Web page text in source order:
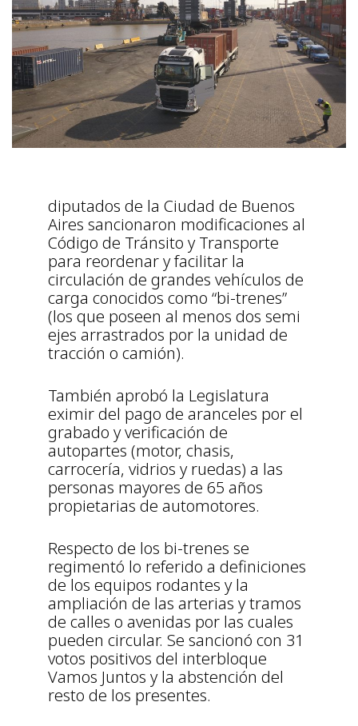
diputados de la Ciudad de Buenos
Aires sancionaron modificaciones al
Código de Tránsito y Transporte
para reordenar y facilitar la
circulación de grandes vehículos de
carga conocidos como “bi-trenes”
(los que poseen al menos dos semi
ejes arrastrados por la unidad de
tracción o camión).
También aprobó la Legislatura
eximir del pago de aranceles por el
grabado y verificación de
autopartes (motor, chasis,
carrocería, vidrios y ruedas) a las
personas mayores de 65 años
propietarias de automotores.
Respecto de los bi-trenes se
regimentó lo referido a definiciones
de los equipos rodantes y la
ampliación de las arterias y tramos
de calles o avenidas por las cuales
pueden circular. Se sancionó con 31
votos positivos del interbloque
Vamos Juntos y la abstención del
resto de los presentes.